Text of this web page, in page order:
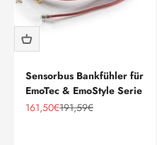
Sensorbus Bankfühler für
EmoTec & EmoStyle Serie
Angebot
161,50€Regulärer Preis
191,59€